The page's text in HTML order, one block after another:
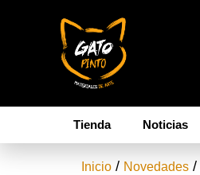
Tienda Noticias
Inicio / Novedades /